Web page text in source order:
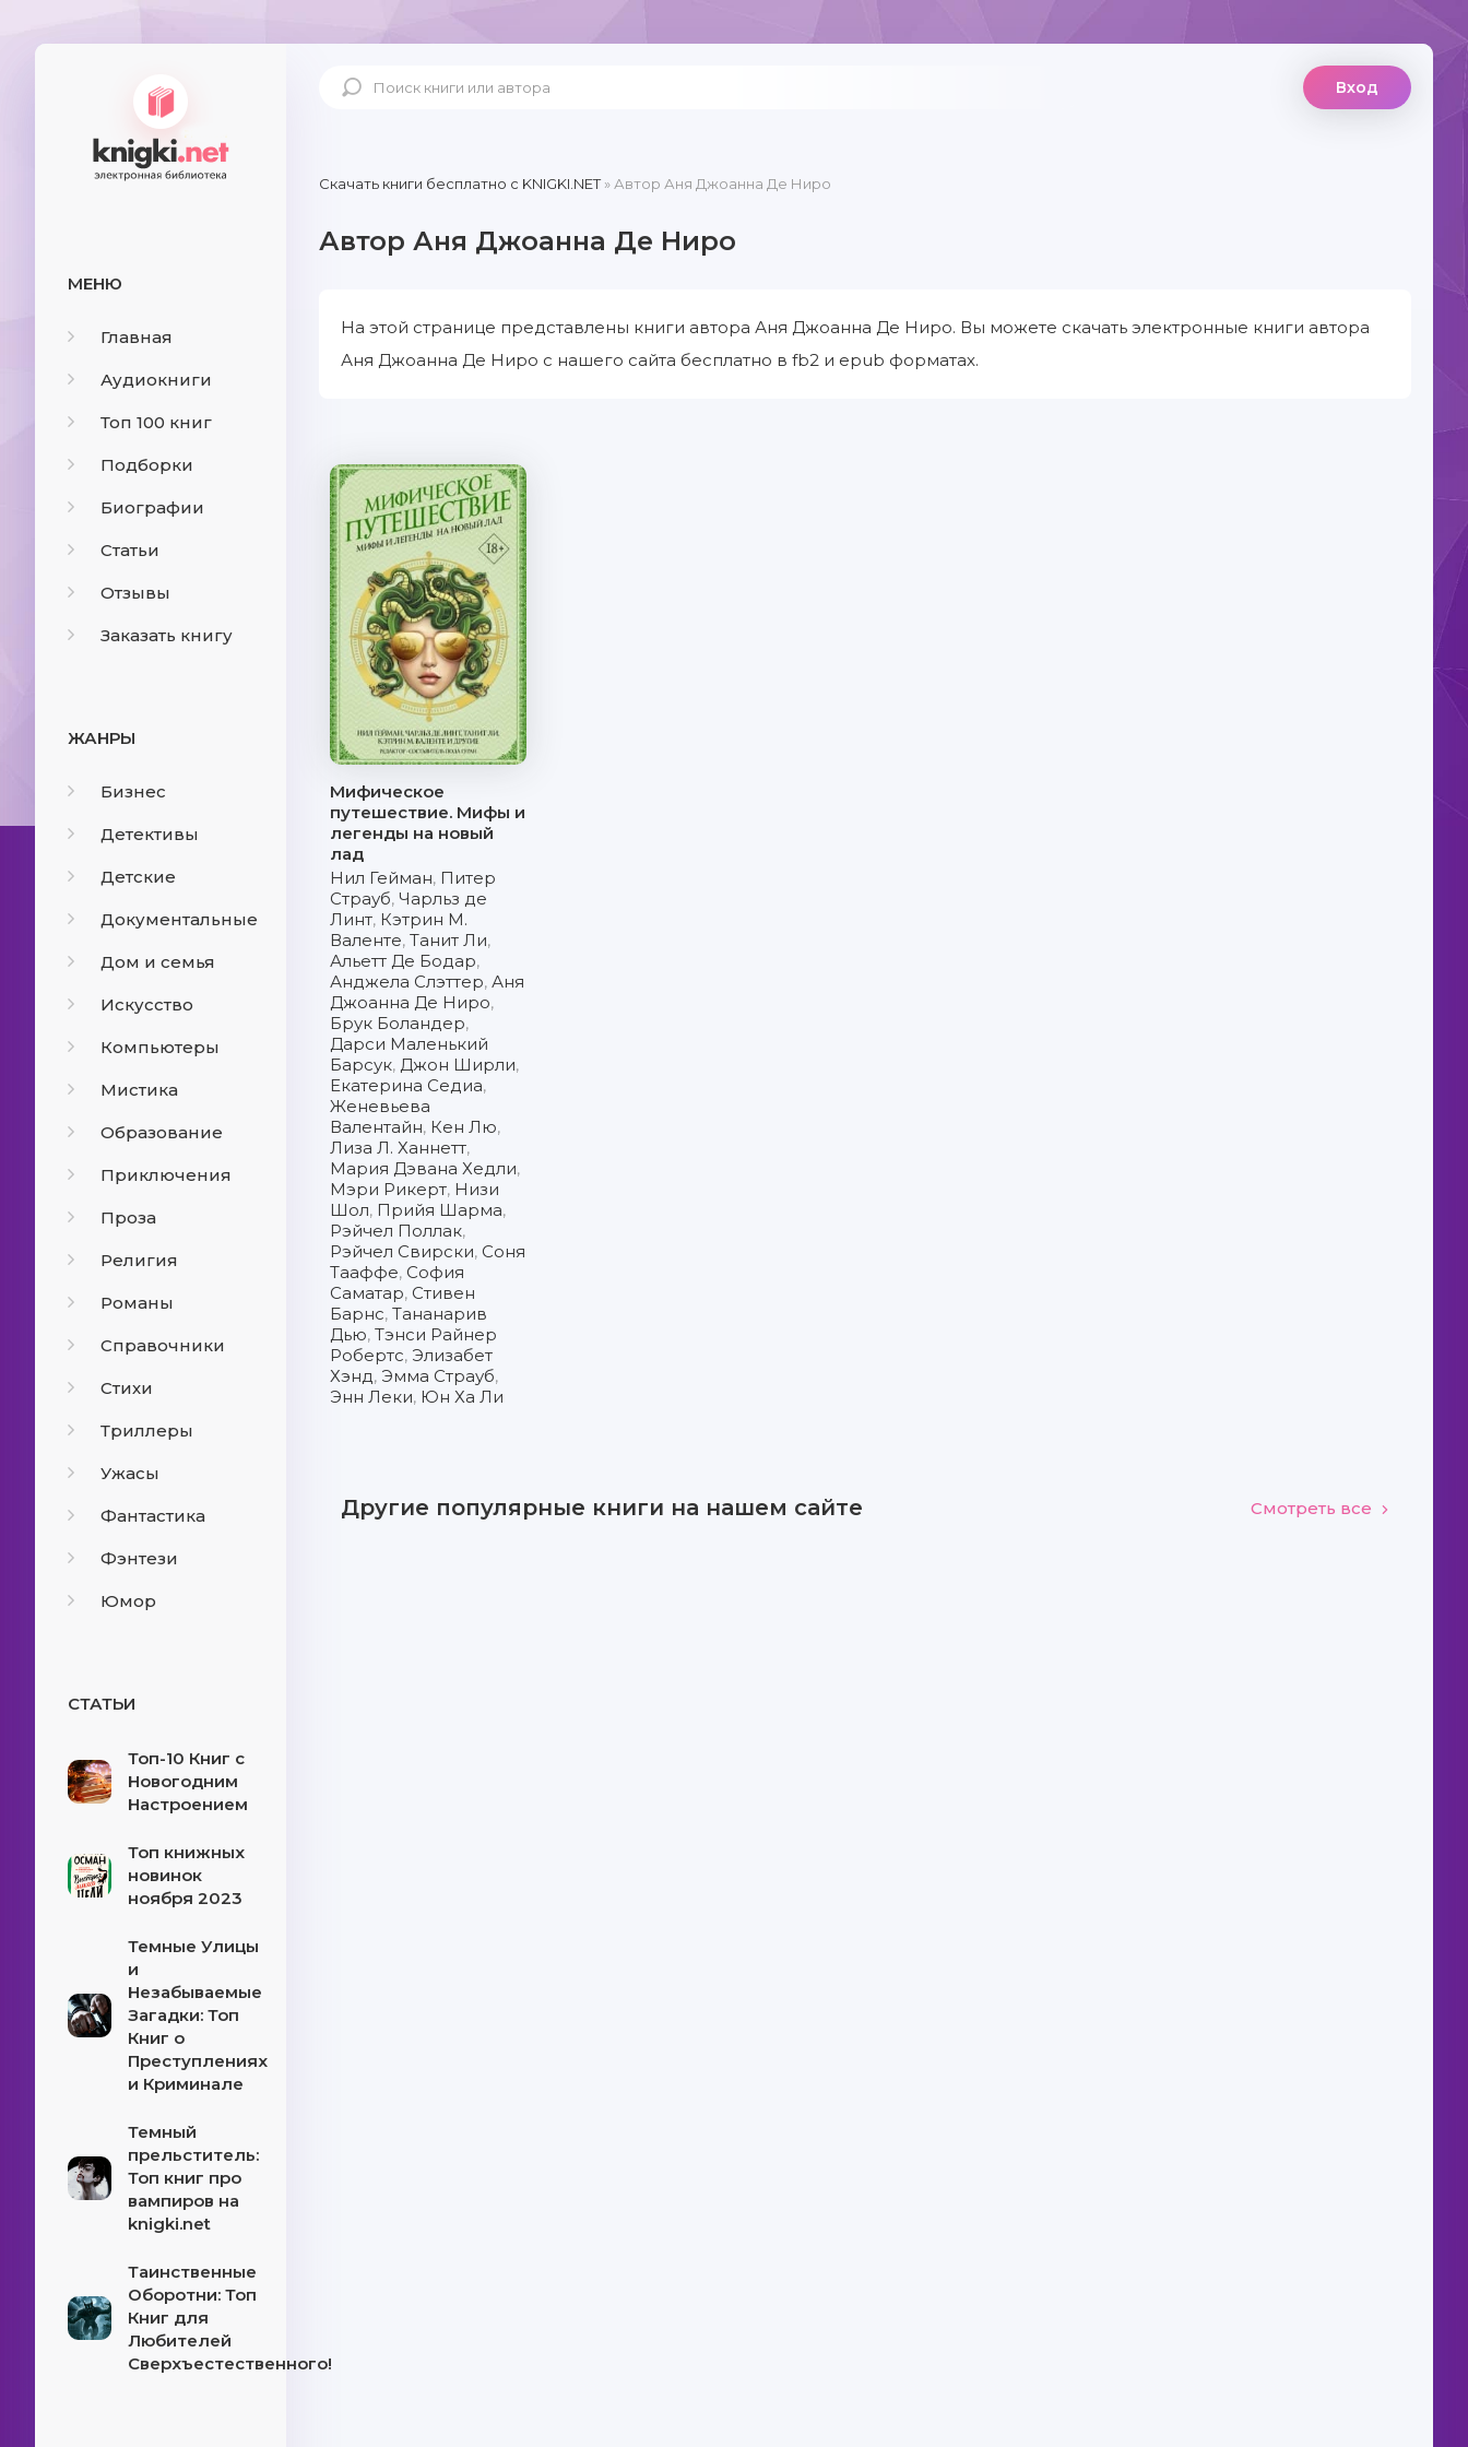
МЕНЮ
Главная
Аудиокниги
Топ 100 книг
Подборки
Биографии
Статьи
Отзывы
Заказать книгу
ЖАНРЫ
Бизнес
Детективы
Детские
Документальные
Дом и семья
Искусство
Компьютеры
Мистика
Образование
Приключения
Проза
Религия
Романы
Справочники
Стихи
Триллеры
Ужасы
Фантастика
Фэнтези
Юмор
СТАТЬИ
Топ-10 Книг с
Новогодним
Настроением
Топ книжных
новинок
ноября 2023
Темные Улицы
и
Незабываемые
Загадки: Топ
Книг о
Преступлениях
и Криминале
Темный
прельститель:
Топ книг про
вампиров на
knigki.net
Таинственные
Оборотни: Топ
Книг для
Любителей
Сверхъестественного!
Вход
Скачать книги бесплатно c KNIGKI.NET» Автор Аня Джоанна Де Ниро
Автор Аня Джоанна Де Ниро
На этой странице представлены книги автора Аня Джоанна Де Ниро. Вы можете скачать электронные книги автора
Аня Джоанна Де Ниро с нашего сайта бесплатно в fb2 и epub форматах.
Мифическое
путешествие. Мифы и
легенды на новый
лад
Нил Гейман, Питер
Страуб, Чарльз де
Линт, Кэтрин М.
Валенте, Танит Ли,
Альетт Де Бодар,
Анджела Слэттер, Аня
Джоанна Де Ниро,
Брук Боландер,
Дарси Маленький
Барсук, Джон Ширли,
Екатерина Седиа,
Женевьева
Валентайн, Кен Лю,
Лиза Л. Ханнетт,
Мария Дэвана Хедли,
Мэри Рикерт, Низи
Шол, Прийя Шарма,
Рэйчел Поллак,
Рэйчел Свирски, Соня
Тааффе, София
Саматар, Стивен
Барнс, Тананарив
Дью, Тэнси Райнер
Робертс, Элизабет
Хэнд, Эмма Страуб,
Энн Леки, Юн Ха Ли
Другие популярные книги на нашем сайте Смотреть все